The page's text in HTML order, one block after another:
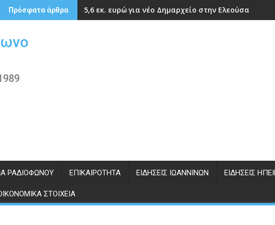
Πρόσφατα άρθρα 5,6 εκ. ευρώ για νέο Δημαρχείο στην Ελεούσα
ΡΑΔΙΟΦΏΝΟΥ ΕΠΙΚΑΙΡΌΤΗΤΑ ΕΙΔΉΣΕΙΣ ΙΩΑΝΝΊΝΩΝ ΕΙΔΉΣΕΙΣ
ΣΤΟΙΧΕΊΑ